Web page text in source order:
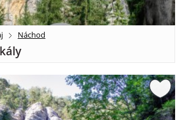
Náchod